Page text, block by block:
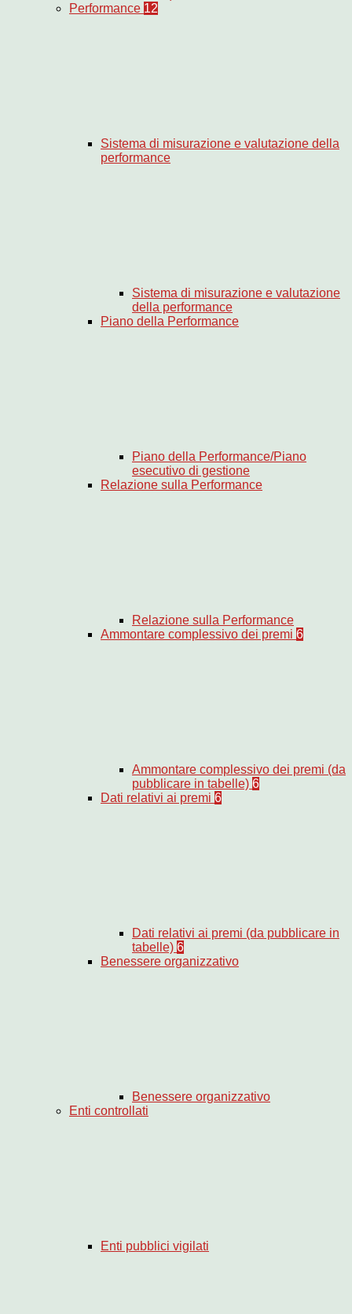
Performance 12
Sistema di misurazione e valutazione della
performance
Sistema di misurazione e valutazione
della performance
Piano della Performance
Piano della Performance/Piano
esecutivo di gestione
Relazione sulla Performance
Relazione sulla Performance
Ammontare complessivo dei premi 6
Ammontare complessivo dei premi (da
pubblicare in tabelle) 6
Dati relativi ai premi 6
Dati relativi ai premi (da pubblicare in
tabelle) 6
Benessere organizzativo
Benessere organizzativo
Enti controllati
Enti pubblici vigilati